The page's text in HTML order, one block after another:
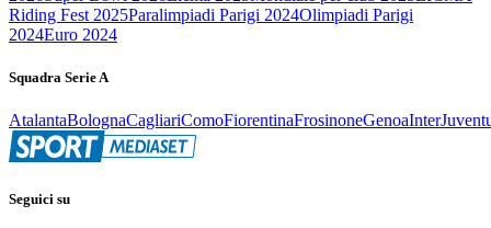
Riding Fest 2025Paralimpiadi Parigi 2024Olimpiadi Parigi
2024Euro 2024
Squadra Serie A
AtalantaBolognaCagliariComoFiorentinaFrosinoneGenoaInter
Seguici su